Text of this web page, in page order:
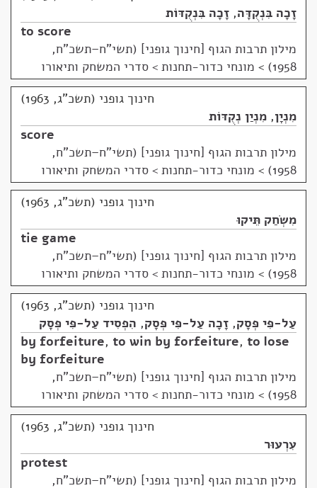
זָכָה בִּנְקֻדָּה, זָכָה בִּנְקֻדּוֹת
to score
מילון תרבות הגוף [חינוך גופני] (תשי"ח–תשכ"ח,
1958)
> מונחי כדור-תחנות > סדרי המשחק ותיאורו
חינוך גופני (תשכ"ג, 1963)
מִנְיָן, מִנְיַן נְקֻדּוֹת
score
מילון תרבות הגוף [חינוך גופני] (תשי"ח–תשכ"ח,
1958)
> מונחי כדור-תחנות > סדרי המשחק ותיאורו
חינוך גופני (תשכ"ג, 1963)
מִשְׂחַק תֵּיקוּ
tie game
מילון תרבות הגוף [חינוך גופני] (תשי"ח–תשכ"ח,
1958)
> מונחי כדור-תחנות > סדרי המשחק ותיאורו
חינוך גופני (תשכ"ג, 1963)
עַל-פִּי פְּסָק, זָכָה עַל-פִּי פְּסָק, הִפְסִיד עַל-פִּי פְּסָק
by forfeiture, to win by forfeiture, to lose
by forfeiture
מילון תרבות הגוף [חינוך גופני] (תשי"ח–תשכ"ח,
1958)
> מונחי כדור-תחנות > סדרי המשחק ותיאורו
חינוך גופני (תשכ"ג, 1963)
עִרְעוּר
protest
מילון תרבות הגוף [חינוך גופני] (תשי"ח–תשכ"ח,